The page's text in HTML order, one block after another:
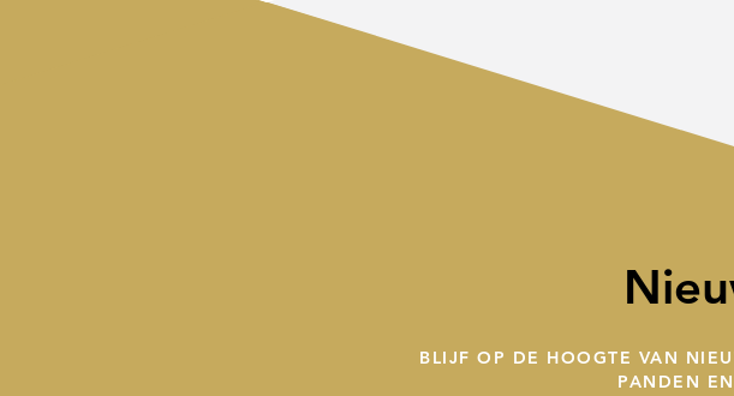
BLIJF OP DE HOOGTE VAN
PANDEN